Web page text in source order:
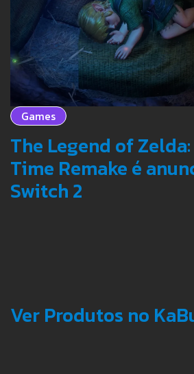
Games
The Legend of
Time Remake é
Switch 2
Ver Produtos no